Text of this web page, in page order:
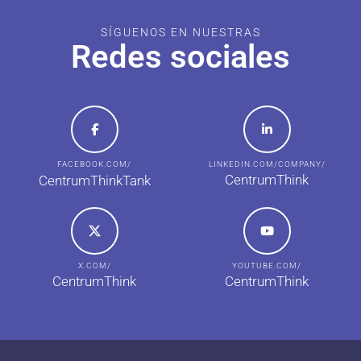
SÍGUENOS EN NUESTRAS
Redes sociales
FACEBOOK.COM/
CentrumThinkTank
LINKEDIN.COM/COMPANY/
CentrumThink
X.COM/
CentrumThink
YOUTUBE.COM/
CentrumThink